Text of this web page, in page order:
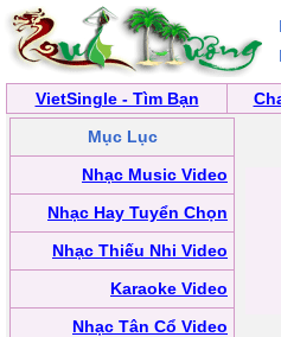
VietSingle - Tìm Bạn
Mục Lục
Nhạc Music Video
Nhạc Hay Tuyển Chọn
Nhạc Thiếu Nhi Video
Karaoke Video
Nhạc Tân Cổ Video